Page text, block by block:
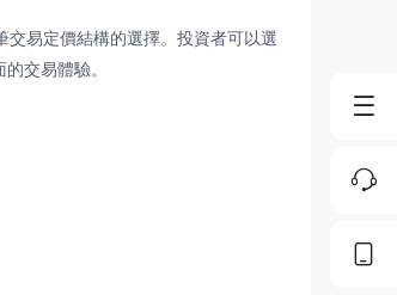
易定價結構的選擇。投資者可以選
交易體驗。
訂單費為$0，最大訂單大小為100